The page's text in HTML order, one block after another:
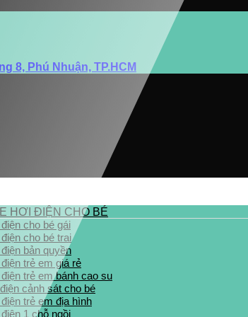
8, Phú Nhuận, TP.HCM
HƠI ĐIỆN CHO BÉ
cho bé gái
cho bé trai
bản quyền
trẻ em giá rẻ
trẻ em bánh cao su
cảnh sát cho bé
trẻ em địa hình
1 chỗ ngồi